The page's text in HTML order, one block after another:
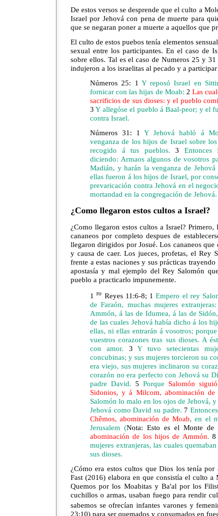
De estos versos se desprende que el culto a
Israel por Jehová con pena de muerte para
que se negaran poner a muerte a aquellos que
El culto de estos puebos tenía elementos
sexual entre los participantes. En el caso de
sobre ellos. Tal es el caso de Numeros 25 y
indujeron a los israelitas al pecado y a
Números 25: 1 Y reposó Israel en
fornicar con las hijas de Moab: 2 Las
sacrificios de sus dioses: y el pueblo
3 Y allegóse el pueblo á Baal-peor; y el
contra Israel.
Números 31:
1
Y Jehová habló á
venganza de los hijos de Israel sobre
recogido á tus pueblos.3 Entonces
diciendo: Armaos algunos de vosotros
Madián, y harán la venganza de
ellas fueron á los hijos de Israel, por
prevaricación contra Jehová en el
mortandad en la congregación de Jehová.
¿Como llegaron estos cultos a Israel?
¿Como llegaron estos cultos a Israel?
cananeos por completo despues de
llegaron dirigidos por Josué. Los cananeos
y causa de caer. Los jueces, profetas, el Rey
frente a estas naciones y sus prácticas
apostasía y mal ejemplo del Rey Salomón
pueblo a practicarlo impunemente.
1ro Reyes 11:6-8; 1 Empero el rey
de Faraón, muchas mujeres
Ammón, á las de Idumea, á las de
de las cuales Jehová había dicho á los
ellas, ni ellas entrarán á vosotros;
vuestros corazones tras sus dioses. A
con amor. 3 Y tuvo setecientas
concubinas; y sus mujeres torcieron su
era viejo, sus mujeres inclinaron su
corazón no era perfecto con Jehová su
padre David. 5 Porque Salomón
Sidonios, y á Milcom, abominación de
Salomón lo malo en los ojos de Jehová,
Jehová como David su padre. 7
Chêmos, abominación de Moab, en el
Jerusalem (Nota: Esto es el Monte de
abominación de los hijos de Ammón.8
mujeres extranjeras, las cuales
sus dioses.
¿Cómo era estos cultos que Dios los tenía por
Fast (2016) elabora en que consistía el culto
Quemos por los Moabitas y Ba'al por los
cuchillos o armas, usaban fuego para rendir
sabemos se ofrecían infantes varones y
23:10) para ser quemados y consumados en